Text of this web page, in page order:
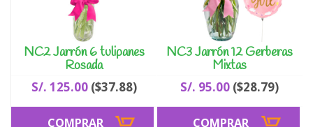
NC2 Jarrón 6 tulipanes
Rosada
S/. 125.00($37.88)
NC3 Jarrón 12 Gerberas
Mixtas
S/. 95.00 ($28.79)